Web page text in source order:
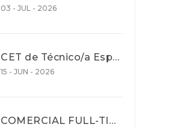
03 - JUL - 2026
CET de Técnico/a Especialista em Comércio Internacional (Nível 5)
15 - JUN - 2026
COMERCIAL FULL-TIME